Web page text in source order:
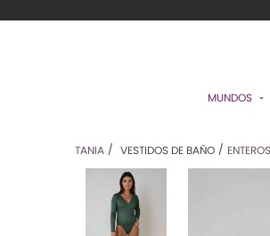
MUNDOS
TANIA VESTIDOS DE BAÑO ENTEROS